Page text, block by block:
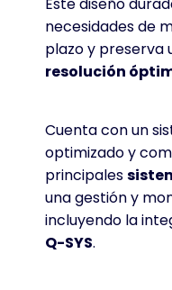
necesidades de
plazo y preserva
resolución
Cuenta con un
optimizado y
principales
una gestión y
incluyendo la
Q-SYS.